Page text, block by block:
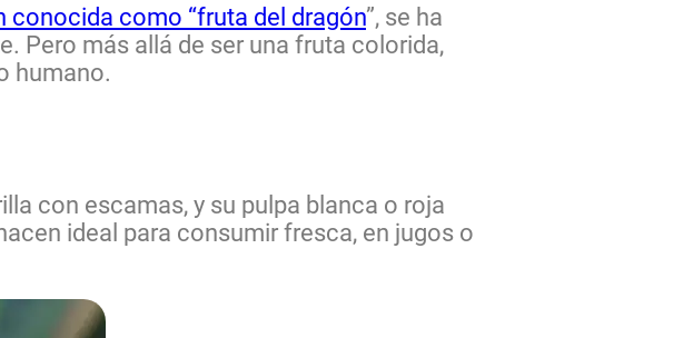
conocida como “fruta del dragón”, se ha
Pero más allá de ser una fruta colorida,
humano.
con escamas, y su pulpa blanca o roja
ideal para consumir fresca, en jugos o